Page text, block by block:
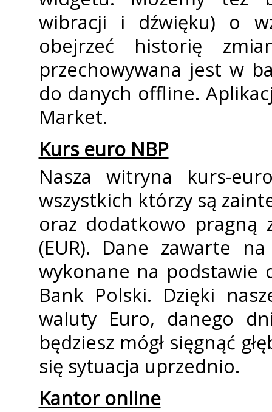
wibracji i dźwięku) o
obejrzeć historię
przechowywana jest w
do danych offline.
Market.
Kurs euro NBP
Nasza witryna kurs-
wszystkich którzy są
oraz dodatkowo pragną
(EUR). Dane zawarte
wykonane na podstawie
Bank Polski. Dzięki
waluty Euro, danego
będziesz mógł sięgnąć
się sytuacja uprzednio.
Kantor online